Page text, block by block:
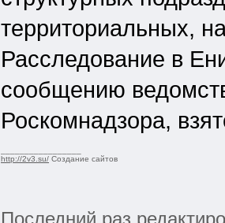
территориальных,
Расследование в
сообщению
Роскомнадзора,
http://2v3.su/ Создание сайтов